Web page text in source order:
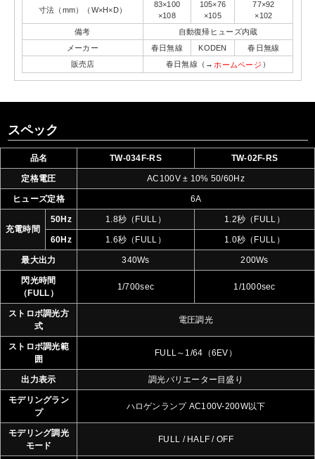
寸法（mm）（W×H×D）
83×100
×108
105×76
×105
77×92
×102
備考
自動復帰ヒューズ内蔵
メーカー
春日無線 KODEN
春日無線
販売店
春日無線（→ ホームページ ）
スペック
品名 TW-034F-RS TW-02F-RS
定格電圧 AC100V ± 10% 50/60Hz
ヒューズ定格 6A
充電時間
50Hz 1.8秒（FULL） 1.2秒（FULL）
60Hz 1.6秒（FULL） 1.0秒（FULL）
最大出力 340Ws 200Ws
閃光時間
（FULL）
1/700sec 1/1000sec
ストロボ調光方
式
電圧調光
ストロボ調光範
囲
FULL～1/64（6EV）
出力表示 調光バリエーター目盛り
モデリングラン
プ
ハロゲンランプ AC100V-200W以下
モデリング調光
モード
FULL / HALF / OFF